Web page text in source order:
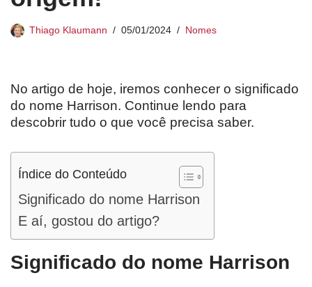
Thiago Klaumann 05/01/2024 Nomes
No artigo de hoje, iremos conhecer o significado
do nome Harrison. Continue lendo para
descobrir tudo o que você precisa saber.
Índice do Conteúdo
Significado do nome Harrison
E aí, gostou do artigo?
Significado do nome Harrison